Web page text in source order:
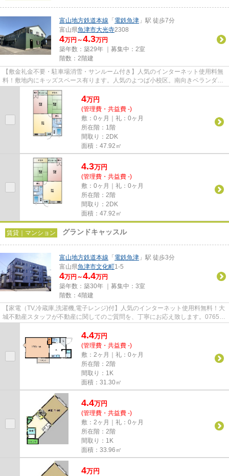
富山地方鉄道本線 「 電鉄魚津 」駅 徒歩7分
富山県魚津市大光寺2308
4万円～4.3万円
築年数：築29年 ｜募集中： 2室
階数：2階建
【敷金礼金不要・駐車場消雪・サンルーム付き】人気のインターネット使用料無
料！敷地内にキッズスペース有ります。人気のよつば小校区。南向きベランダ。
日中は管理人さん駐在。防犯...
4万円
(管理費・共益費 -)
敷：0ヶ月｜礼：0ヶ月
所在階：1階
間取り：2DK
面積：47.92㎡
4.3万円
(管理費・共益費 -)
敷：0ヶ月｜礼：0ヶ月
所在階：2階
間取り：2DK
面積：47.92㎡
賃貸｜マンション グランドキャッスル
富山地方鉄道本線 「 電鉄魚津 」駅 徒歩3分
富山県魚津市文化町1-5
4万円～4.4万円
築年数：築30年 ｜募集中： 3室
階数：4階建
【家電（TV,冷蔵庫,洗濯機,電子レンジ)付】人気のインターネット使用料無料！大
城不動産スタッフが不動産に関してのご質問を、丁寧にお応え致します。0765-
24-7558/oshiro-f@nice-tv.j...
4.4万円
(管理費・共益費 -)
敷：2ヶ月｜礼：0ヶ月
所在階：2階
間取り：1K
面積：31.30㎡
4.4万円
(管理費・共益費 -)
敷：2ヶ月｜礼：0ヶ月
所在階：2階
間取り：1K
面積：33.96㎡
4万円